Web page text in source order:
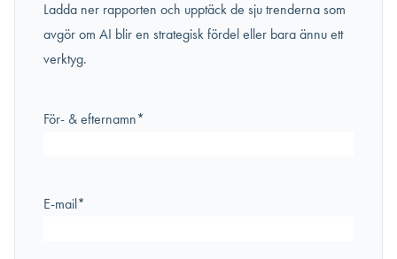
Ladda ner rapporten och upptäck de sju trenderna som
avgör om AI blir en strategisk fördel eller bara ännu ett
verktyg.
För- & efternamn*
E-mail*